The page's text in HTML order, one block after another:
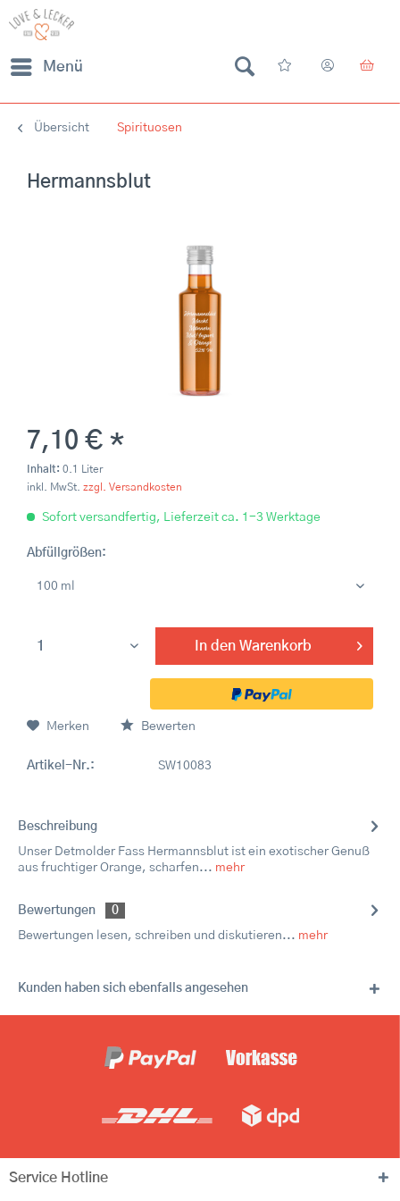
Menü
Übersicht Spirituosen
Hermannsblut
7,10 € *
Inhalt: 0.1 Liter
inkl. MwSt. zzgl. Versandkosten
Sofort versandfertig, Lieferzeit ca. 1-3 Werktage
Abfüllgrößen:
In den Warenkorb
Merken Bewerten
Artikel-Nr.: SW10083
Beschreibung
Unser Detmolder Fass Hermannsblut ist ein exotischer Genuß
aus fruchtiger Orange, scharfen... mehr
Bewertungen
0
Bewertungen lesen, schreiben und diskutieren... mehr
Kunden haben sich ebenfalls angesehen
Service Hotline